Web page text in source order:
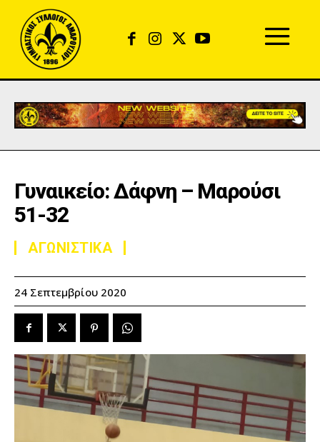
Γυναικείο: Δάφνη – Μαρούσι
51-32
ΑΓΩΝΙΣΤΙΚΑ
24 Σεπτεμβρίου 2020